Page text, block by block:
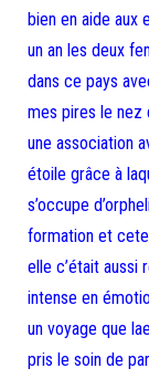
bien en aide aux
un an les deux
dans ce pays
mes pires le nez
une association
étoile grâce à
s’occupe
formation et
elle c’était aussi
intense en
un voyage que
pris le soin de